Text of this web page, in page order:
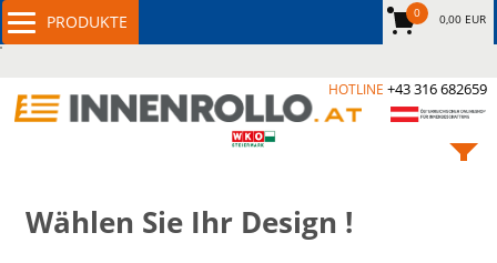
Wählen Sie Ihr Design !
0 0,00 EUR
HOTLINE +43 316 682659